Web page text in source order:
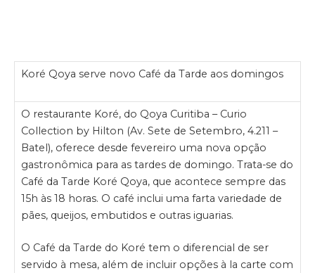
Koré Qoya serve novo Café da Tarde aos domingos
O restaurante Koré, do Qoya Curitiba – Curio
Collection by Hilton (Av. Sete de Setembro, 4.211 –
Batel), oferece desde fevereiro uma nova opção
gastronômica para as tardes de domingo. Trata-se do
Café da Tarde Koré Qoya, que acontece sempre das
15h às 18 horas. O café inclui uma farta variedade de
pães, queijos, embutidos e outras iguarias.
O Café da Tarde do Koré tem o diferencial de ser
servido à mesa, além de incluir opções à la carte com